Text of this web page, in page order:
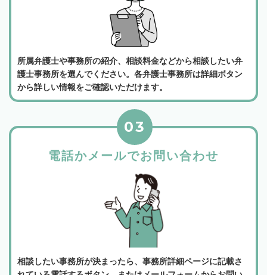
所属弁護士や事務所の紹介、相談料金などから相談したい弁
護士事務所を選んでください。各弁護士事務所は詳細ボタン
から詳しい情報をご確認いただけます。
電話かメールでお問い合わせ
03
相談したい事務所が決まったら、事務所詳細ページに記載さ